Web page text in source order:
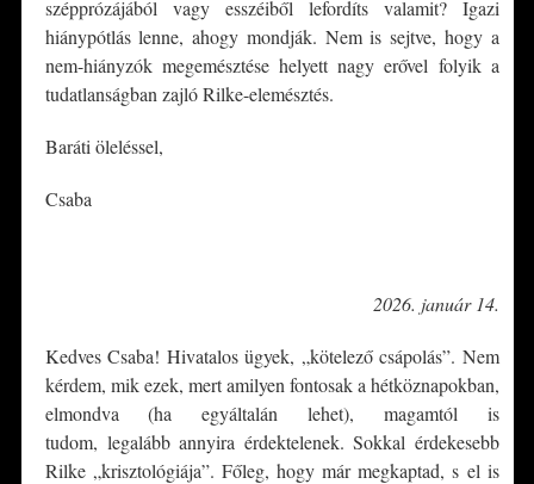
szépprózájából vagy esszéiből lefordíts valamit? Igazi
hiánypótlás lenne, ahogy mondják. Nem is sejtve, hogy a
nem-hiányzók megemésztése helyett nagy erővel folyik a
tudatlanságban zajló Rilke-elemésztés.
Baráti öleléssel,
Csaba
2026. január 14.
Kedves Csaba! Hivatalos ügyek, „kötelező csápolás”. Nem
kérdem, mik ezek, mert amilyen fontosak a hétköznapokban,
elmondva (ha egyáltalán lehet), magamtól is
tudom, legalább annyira érdektelenek. Sokkal érdekesebb
Rilke „krisztológiája”. Főleg, hogy már megkaptad, s el is